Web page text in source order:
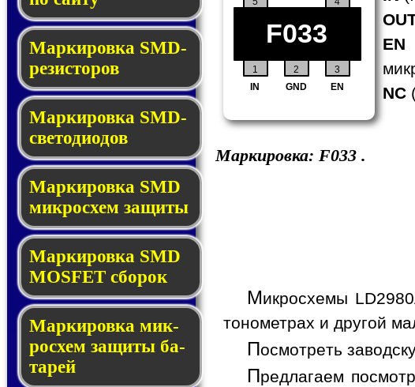
Маркировка SMD-
ре­зис­то­ров
Маркировка SMD-
све­то­дио­дов
Мар­ки­ров­ка SMD
мик­рос­хем защиты
Мар­ки­ров­ка SMD
MOSFET сбо­рок
Мар­ки­ров­ка мик­
ро­схем за­щи­ты ба­
та­рей
1 2 3
IN GND EN
F033
EN
NC
Маркировка: F033 .
Микросхемы
тонометрах и другой
Посмотреть
Предлагаем